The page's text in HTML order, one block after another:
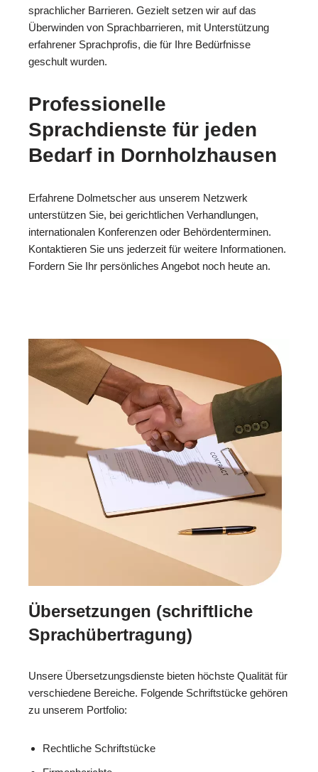
sprachlicher Barrieren. Gezielt setzen wir auf das
Überwinden von Sprachbarrieren, mit Unterstützung
erfahrener Sprachprofis, die für Ihre Bedürfnisse
geschult wurden.
Professionelle
Sprachdienste für jeden
Bedarf in Dornholzhausen
Erfahrene Dolmetscher aus unserem Netzwerk
unterstützen Sie, bei gerichtlichen Verhandlungen,
internationalen Konferenzen oder Behördenterminen.
Kontaktieren Sie uns jederzeit für weitere Informationen.
Fordern Sie Ihr persönliches Angebot noch heute an.
Übersetzungen (schriftliche
Sprachübertragung)
Unsere Übersetzungsdienste bieten höchste Qualität für
verschiedene Bereiche. Folgende Schriftstücke gehören
zu unserem Portfolio:
Rechtliche Schriftstücke